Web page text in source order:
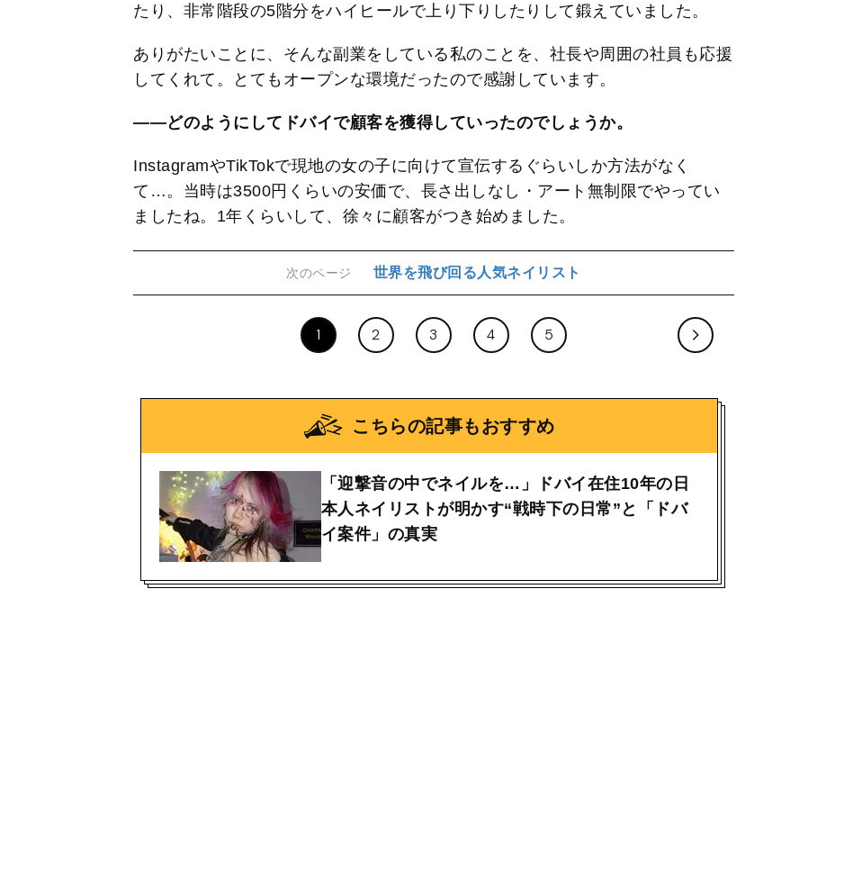
たり、非常階段の5階分をハイヒールで上り下りしたりして鍛えていました。
ありがたいことに、そんな副業をしている私のことを、社長や周囲の社員も応援
してくれて。とてもオープンな環境だったので感謝しています。
――どのようにしてドバイで顧客を獲得していったのでしょうか。
InstagramやTikTokで現地の女の子に向けて宣伝するぐらいしか方法がなく
て…。当時は3500円くらいの安価で、長さ出しなし・アート無制限でやってい
ましたね。1年くらいして、徐々に顧客がつき始めました。
次のページ 世界を飛び回る人気ネイリスト
1 2 3 4 5
こちらの記事もおすすめ
「迎撃音の中でネイルを…」ドバイ在住10年の日
本人ネイリストが明かす“戦時下の日常”と「ドバ
イ案件」の真実